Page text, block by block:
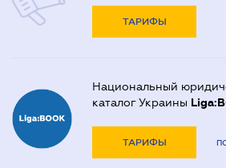
ТАРИФЫ
Национальный
каталог Украины
ТАРИФЫ